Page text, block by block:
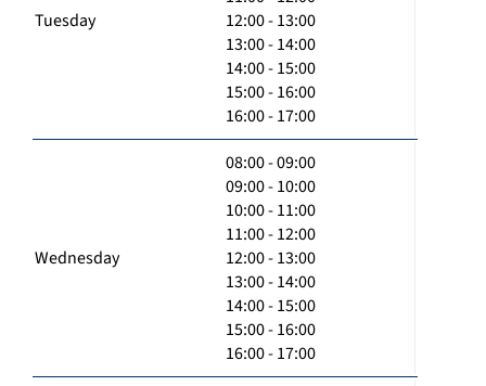
Tuesday
12:00 - 13:00
13:00 - 14:00
14:00 - 15:00
15:00 - 16:00
16:00 - 17:00
Wednesday
08:00 - 09:00
09:00 - 10:00
10:00 - 11:00
11:00 - 12:00
12:00 - 13:00
13:00 - 14:00
14:00 - 15:00
15:00 - 16:00
16:00 - 17:00